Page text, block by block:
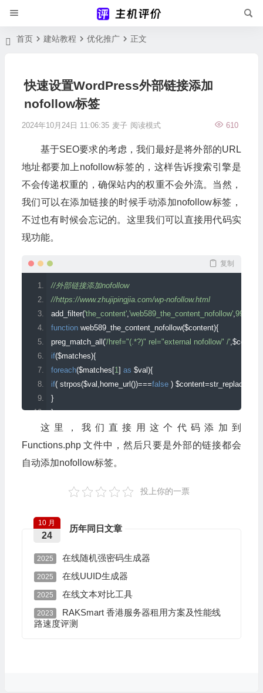
首页 建站教程 优化推广 正文
快速设置WordPress外部链接添加
nofollow标签
2024年10月24日 11:06:35 麦子 610
阅读模式
基于SEO要求的考虑，我们最好是将外部的URL
地址都要加上nofollow标签的，这样告诉搜索引擎是
不会传递权重的，确保站内的权重不会外流。当然，
我们可以在添加链接的时候手动添加nofollow标签，
不过也有时候会忘记的。这里我们可以直接用代码实
现功能。
复制
//外部链接添加nofollow
//https://www.zhujipingjia.com/wp-nofollow.html
add_filter('the_content','web589_the_content_nofollow',999
function web589_the_content_nofollow($content){
preg_match_all ('/href="(.*?)" rel="external nofollow" /',$content
if($matches){
foreach($matches [1] as $val){
if( strpos($val , home_url ())===false ) $content=str_replace
}
}
return
$content;
这里，我们直接用这个代码添加到
Functions.php 文件中，然后只要是外部的链接都会
自动添加nofollow标签。
投上你的一票
历年同日文章
10 月
24
2025 在线随机强密码生成器
2025 在线UUID生成器
2025 在线文本对比工具
2023
RAKSmart 香港服务器租用方案及性能线
路速度评测